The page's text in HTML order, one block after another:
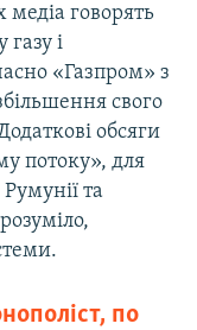
медіа говорять
і
«Газпром» з
свого
обсяги
потоку», для
та
по